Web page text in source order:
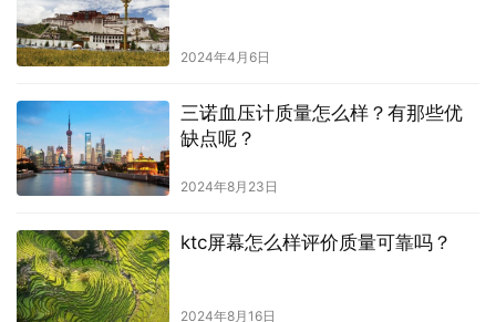
2024年4月6日
三诺血压计质量怎么样？有那些优
缺点呢？
2024年8月23日
ktc屏幕怎么样评价质量可靠吗？
2024年8月16日